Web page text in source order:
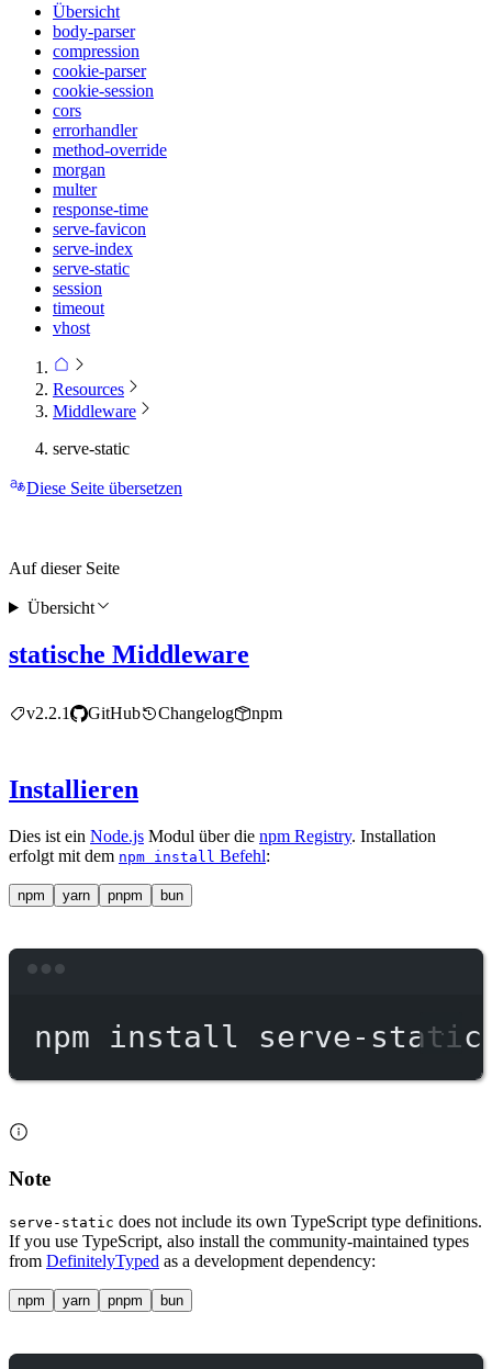
Übersicht
body-parser
compression
cookie-parser
cookie-session
cors
errorhandler
method-override
morgan
multer
response-time
serve-favicon
serve-index
serve-static
session
timeout
vhost
Resources
Middleware
serve-static
Diese Seite übersetzen
statische Middleware
v2.2.1 GitHub Changelog npm
Installieren
Dies ist ein Node.js Modul über die npm Registry. Installation
erfolgt mit dem npm install Befehl:
npm yarn pnpm bun
npm install serve-static
Note
serve-static does not include its own TypeScript type definitions.
If you use TypeScript, also install the community-maintained types
from DefinitelyTyped as a development dependency:
npm yarn pnpm bun
Auf dieser Seite
Übersicht